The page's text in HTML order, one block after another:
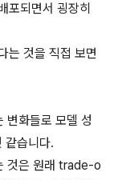
포되면서 굉장히
는 것을 직접 보면
변화들로 모델 성
같습니다.
것은 원래 trade-o